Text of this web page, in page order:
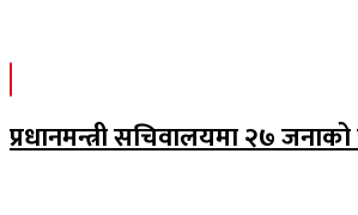
प्रधानमन्त्री सचिवालयमा २७ जनाको